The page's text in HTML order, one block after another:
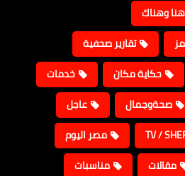
هنا وهناك
تقارير صحفية
حكاية مكان
خدمات
صحةوجمال
عاجل
مصر اليوم
مقالات
مناسبات